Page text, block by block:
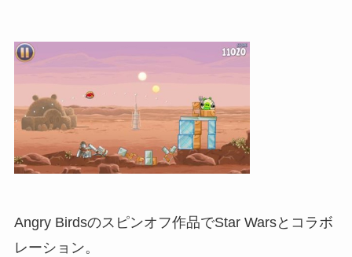
Angry Birdsのスピンオフ作品でStar Warsとコラボ
レーション。